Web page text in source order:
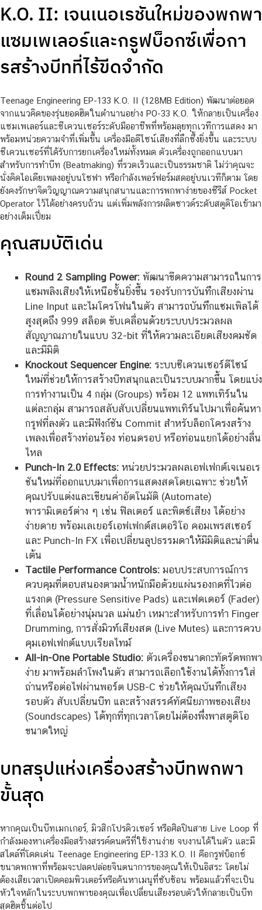
K.O. II: เจนเนอเรชันใหม่ของพกพา
แซมเพเลอร์และกรูฟบ็อกซ์เพื่อกา
รสร้างบีทที่ไร้ขีดจำกัด
Teenage Engineering EP-133 K.O. II (128MB Edition) พัฒนาต่อยอด
จากแนวคิดของรุ่นยอดฮิตในตำนานอย่าง PO-33 K.O. ให้กลายเป็นเครื่อง
แซมเพเลอร์และซีเควนเซอร์ระดับมืออาชีพที่พร้อมลุยทุกเวทีการแสดง มา
พร้อมหน่วยความจำที่เพิ่มขึ้น เครื่องมือดีไซน์เสียงที่ลึกซึ้งยิ่งขึ้น และระบบ
ซีเควนเซอร์ที่ได้รับการยกเครื่องใหม่ทั้งหมด ตัวเครื่องถูกออกแบบมา
สำหรับการทำบีท (Beatmaking) ที่รวดเร็วและเป็นธรรมชาติ ไม่ว่าคุณจะ
นั่งคิดไอเดียเพลงอยู่บนโซฟา หรือกำลังเพอร์ฟอร์มสดอยู่บนเวทีก็ตาม โดย
ยังคงรักษาจิตวิญญาณความสนุกสนานและการพกพาง่ายของซีรีส์ Pocket
Operator ไว้ได้อย่างครบถ้วน แต่เพิ่มพลังการผลิตซาวด์ระดับสตูดิโอเข้ามา
อย่างเต็มเปี่ยม
คุณสมบัติเด่น
Round 2 Sampling Power:พัฒนาขีดความสามารถในการ
แซมพลิงเสียงให้เหนือชั้นยิ่งขึ้น รองรับการบันทึกเสียงผ่าน
Line Input และไมโครโฟนในตัว สามารถบันทึกแซมเพิลได้
สูงสุดถึง 999 สล็อต ขับเคลื่อนด้วยระบบประมวลผล
สัญญาณภายในแบบ 32-bit ที่ให้ความละเอียดเสียงคมชัด
และมีมิติ
Knockout Sequencer Engine:ระบบซีเควนเซอร์ดีไซน์
ใหม่ที่ช่วยให้การสร้างบีทสนุกและเป็นระบบมากขึ้น โดยแบ่ง
การทำงานเป็น 4 กลุ่ม (Groups) พร้อม 12 แพทเทิร์นใน
แต่ละกลุ่ม สามารถสลับสับเปลี่ยนแพทเทิร์นไปมาเพื่อค้นหา
กรูฟที่ลงตัว และมีฟังก์ชัน Commit สำหรับล็อกโครงสร้าง
เพลงเพื่อสร้างท่อนร้อง ท่อนดรอป หรือท่อนแยกได้อย่างลื่น
ไหล
Punch-In 2.0 Effects:หน่วยประมวลผลเอฟเฟกต์เจเนอเร
ชันใหม่ที่ออกแบบมาเพื่อการแสดงสดโดยเฉพาะ ช่วยให้
คุณปรับแต่งและเขียนค่าอัตโนมัติ (Automate)
พารามิเตอร์ต่าง ๆ เช่น ฟิลเตอร์ และพิตช์เสียง ได้อย่าง
ง่ายดาย พร้อมเลเยอร์เอฟเฟกต์สเตอริโอ คอมเพรสเซอร์
และ Punch-In FX เพื่อเปลี่ยนลูปธรรมดาให้มีมิติและน่าตื่น
เต้น
Tactile Performance Controls:มอบประสบการณ์การ
ควบคุมที่ตอบสนองตามน้ำหนักมือด้วยแผ่นรองกดที่ไวต่อ
แรงกด (Pressure Sensitive Pads) และเฟดเดอร์ (Fader)
ที่เลื่อนได้อย่างนุ่มนวล แม่นยำ เหมาะสำหรับการทำ Finger
Drumming, การสั่งมิวท์เสียงสด (Live Mutes) และการควบ
คุมเอฟเฟกต์แบบเรียลไทม์
All-in-One Portable Studio:ตัวเครื่องขนาดกะทัดรัดพกพา
ง่าย มาพร้อมลำโพงในตัว สามารถเลือกใช้งานได้ทั้งการใส่
ถ่านหรือต่อไฟผ่านพอร์ต USB-C ช่วยให้คุณบันทึกเสียง
รอบตัว สับเปลี่ยนบีท และสร้างสรรค์ทัศนียภาพของเสียง
(Soundscapes) ได้ทุกที่ทุกเวลาโดยไม่ต้องพึ่งพาสตูดิโอ
ขนาดใหญ่
บทสรุปแห่งเครื่องสร้างบีทพกพา
ขั้นสุด
หากคุณเป็นบีทเมกเกอร์, มิวสิกโปรดิวเซอร์ หรือศิลปินสาย Live Loop ที่
กำลังมองหาเครื่องมือสร้างสรรค์ดนตรีที่ใช้งานง่าย จบงานได้ในตัว และมี
สไตล์ที่โดดเด่น Teenage Engineering EP-133 K.O. II คือกรูฟบ็อกซ์
ขนาดพกพาที่พร้อมจะปลดปล่อยจินตนาการของคุณให้เป็นอิสระ โดยไม่
ต้องเสียเวลาเปิดคอมพิวเตอร์หรือค้นหาเมนูที่ซับซ้อน พร้อมแล้วที่จะเป็น
หัวใจหลักในระบบพกพาของคุณเพื่อเปลี่ยนเสียงรอบตัวให้กลายเป็นบีท
สุดฮิตชิ้นต่อไป